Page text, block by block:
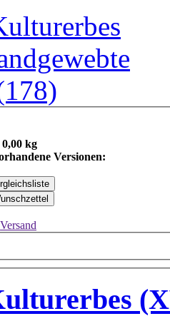
0,00 kg
Versionen:
Versand